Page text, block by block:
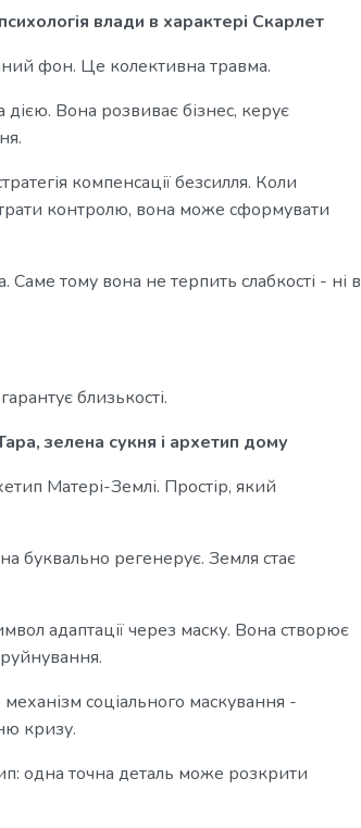
влади в характері Скарлет
фон. Це колективна травма.
дією. Вона розвиває бізнес, керує
компенсації безсилля. Коли
контролю, вона може сформувати
тому вона не терпить слабкості - ні в
близькості.
зелена сукня і архетип дому
Матері-Землі. Простір, який
буквально регенерує. Земля стає
адаптації через маску. Вона створює
соціального маскування -
кризу.
одна точна деталь може розкрити